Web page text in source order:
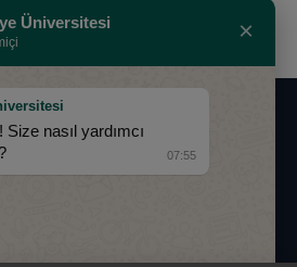
283 60 00
Üniversitesi ×
Size nasıl yardımcı
07:55